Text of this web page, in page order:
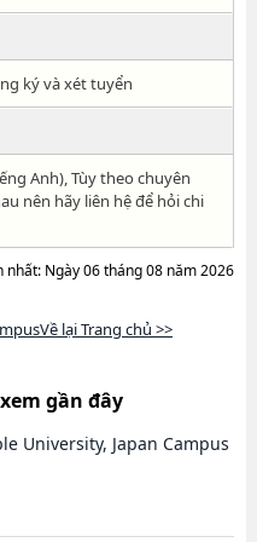
ký và xét tuyển
Anh), Tùy theo chuyên
nên hãy liên hệ để hỏi chi
nhất: Ngày 06 tháng 08 năm 2026
lại Trang chủ >>
gần đây
University, Japan Campus